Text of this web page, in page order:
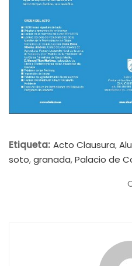
Etiqueta: Acto Clausura,
soto,granada,Palacio de